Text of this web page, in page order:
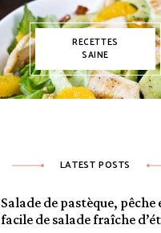
RECETTES
SAINE
LATEST POSTS
Salade de pastèque,
facile de salade fraîche